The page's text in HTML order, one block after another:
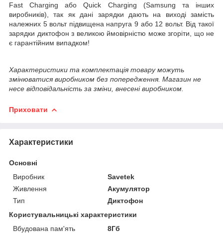
Fast Charging або Quick Charging (Samsung та інших
виробників), так як дані зарядки дають на виході замість
належних 5 вольт підвищена напруга 9 або 12 вольт. Від такої
зарядки диктофон з великою ймовірністю може згоріти, що не
є гарантійним випадком!
Характеристики та комплектація товару можуть
змінюватися виробником без попередження. Магазин не
несе відповідальність за зміни, внесені виробником.
Приховати
Характеристики
Основні
Виробник
Savetek
Живлення
Акумулятор
Тип
Диктофон
Користувальницькі характеристики
Вбудована пам'ять
8Гб